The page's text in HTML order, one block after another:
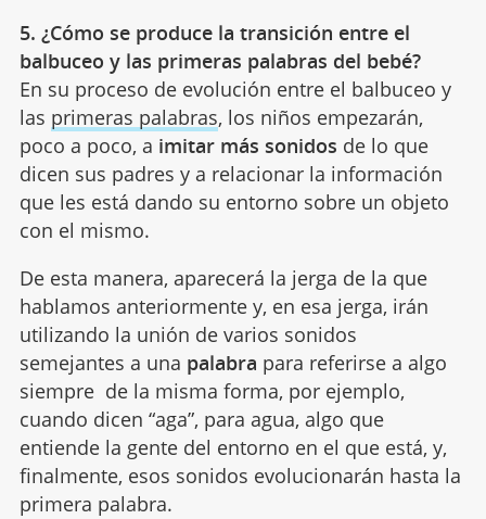
5. ¿Cómo se produce la transición entre el
balbuceo y las primeras palabras del bebé?
En su proceso de evolución entre el balbuceo y
las primeras palabras, los niños empezarán,
poco a poco, a imitar más sonidos de lo que
dicen sus padres y a relacionar la información
que les está dando su entorno sobre un objeto
con el mismo.
De esta manera, aparecerá la jerga de la que
hablamos anteriormente y, en esa jerga, irán
utilizando la unión de varios sonidos
semejantes a una palabra para referirse a algo
siempre de la misma forma, por ejemplo,
cuando dicen “aga”, para agua, algo que
entiende la gente del entorno en el que está, y,
finalmente, esos sonidos evolucionarán hasta la
primera palabra.